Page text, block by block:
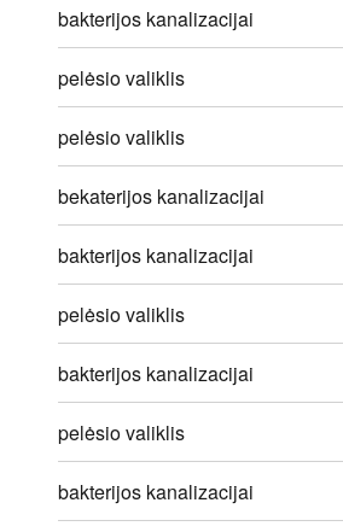
bakterijos kanalizacijai
pelėsio valiklis
pelėsio valiklis
bekaterijos kanalizacijai
bakterijos kanalizacijai
pelėsio valiklis
bakterijos kanalizacijai
pelėsio valiklis
bakterijos kanalizacijai